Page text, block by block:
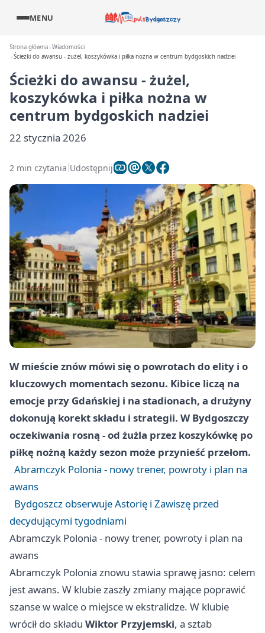
MENU
Strona główna Wiadomości
Ścieżki do awansu - żużel, koszykówka i piłka nożna w centrum bydgoskich nadziei
Ścieżki do awansu - żużel,
koszykówka i piłka nożna w
centrum bydgoskich nadziei
22 stycznia 2026
2 min czytania Udostępnij
W mieście znów mówi się o powrotach do elity i o
kluczowych momentach sezonu. Kibice liczą na
emocje przy Gdańskiej i na stadionach, a drużyny
dokonują korekt składu i strategii. W Bydgoszczy
oczekiwania rosną - od żużla przez koszykówkę po
piłkę nożną każdy sezon może przynieść przełom.
Abramczyk Polonia - nowy trener, powroty i plan na
awans
Bydgoszcz obserwuje Astorię i Zawiszę przed
decydującymi tygodniami
Abramczyk Polonia - nowy trener, powroty i plan na
awans
Abramczyk Polonia znowu stawia sprawę jasno: celem
jest awans. W klubie zaszły zmiany mające poprawić
szanse w walce o miejsce w ekstralidze. W klubie
wrócił do składu Wiktor Przyjemski, a sztab